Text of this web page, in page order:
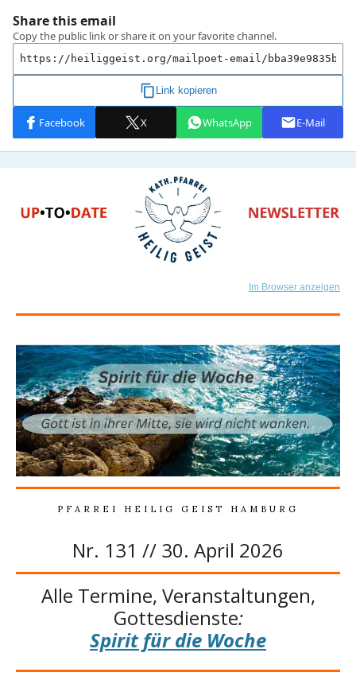
Im Browser anzeigen
PFARREI HEILIG GEIST HAMBURG
Nr. 131 // 30. April 2026
Alle Termine, Veranstaltungen,
Gottesdienste:
Spirit für die Woche